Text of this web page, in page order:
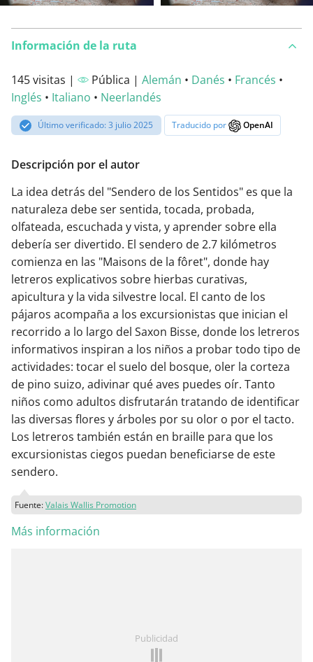
Información de la ruta
145 visitas | Pública | Alemán • Danés • Francés •
Inglés • Italiano • Neerlandés
Último verificado: 3 julio 2025 Traducido por OpenAI
Descripción por el autor
La idea detrás del "Sendero de los Sentidos" es que la
naturaleza debe ser sentida, tocada, probada,
olfateada, escuchada y vista, y aprender sobre ella
debería ser divertido. El sendero de 2.7 kilómetros
comienza en las "Maisons de la fôret", donde hay
letreros explicativos sobre hierbas curativas,
apicultura y la vida silvestre local. El canto de los
pájaros acompaña a los excursionistas que inician el
recorrido a lo largo del Saxon Bisse, donde los letreros
informativos inspiran a los niños a probar todo tipo de
actividades: tocar el suelo del bosque, oler la corteza
de pino suizo, adivinar qué aves puedes oír. Tanto
niños como adultos disfrutarán tratando de identificar
las diversas flores y árboles por su olor o por el tacto.
Los letreros también están en braille para que los
excursionistas ciegos puedan beneficiarse de este
sendero.
Fuente:Valais Wallis Promotion
Más información
Publicidad